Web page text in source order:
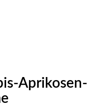
Aprikosen-